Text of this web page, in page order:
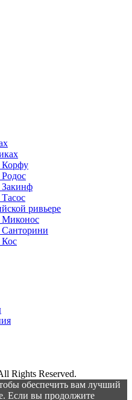
Корфу
Закинф
ривьере
Миконос
Санторини
Кос
Rights Reserved.
обеспечить вам лучший
Если вы продолжите